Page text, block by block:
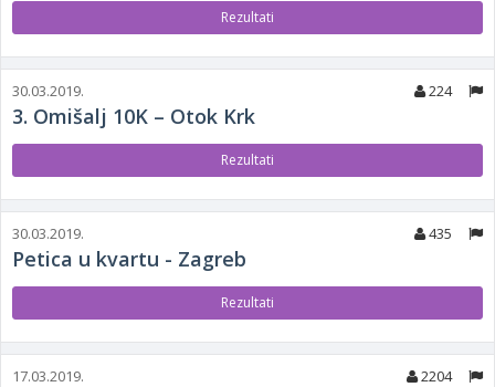
Rezultati
30.03.2019. 224
3. Omišalj 10K – Otok Krk
Rezultati
30.03.2019. 435
Petica u kvartu - Zagreb
Rezultati
17.03.2019. 2204